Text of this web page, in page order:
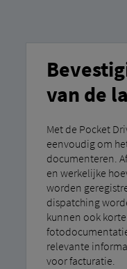
van de
Met de Pocket
eenvoudig om
documenteren.
en werkelijke
worden
dispatching
kunnen ook
relevante
voor facturatie.